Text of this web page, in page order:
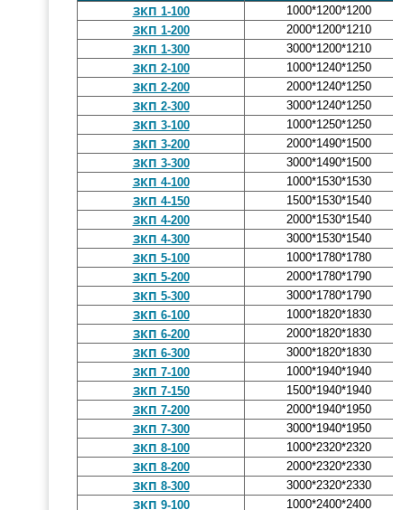
ЗКП 1-100
1000*1200*1200
ЗКП 1-200
2000*1200*1210
ЗКП 1-300
3000*1200*1210
ЗКП 2-100
1000*1240*1250
ЗКП 2-200
2000*1240*1250
ЗКП 2-300
3000*1240*1250
ЗКП 3-100
1000*1250*1250
ЗКП 3-200
2000*1490*1500
ЗКП 3-300
3000*1490*1500
ЗКП 4-100
1000*1530*1530
ЗКП 4-150
1500*1530*1540
ЗКП 4-200
2000*1530*1540
ЗКП 4-300
3000*1530*1540
ЗКП 5-100
1000*1780*1780
ЗКП 5-200
2000*1780*1790
ЗКП 5-300
3000*1780*1790
ЗКП 6-100
1000*1820*1830
ЗКП 6-200
2000*1820*1830
ЗКП 6-300
3000*1820*1830
ЗКП 7-100
1000*1940*1940
ЗКП 7-150
1500*1940*1940
ЗКП 7-200
2000*1940*1950
ЗКП 7-300
3000*1940*1950
ЗКП 8-100
1000*2320*2320
ЗКП 8-200
2000*2320*2330
ЗКП 8-300
3000*2320*2330
ЗКП 9-100
1000*2400*2400